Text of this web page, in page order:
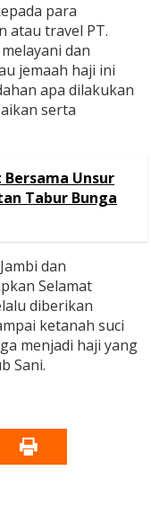
para
atau travel PT.
dan
jemaah haji ini
apa dilakukan
serta
Unsur
Tabur Bunga
dan
Selamat
diberikan
ketanah suci
menjadi haji yang
Sani.